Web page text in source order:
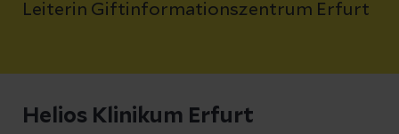
Leiterin Giftinformationszentrum Erfurt
Helios Klinikum Erfurt